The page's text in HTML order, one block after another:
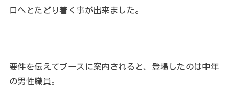
口へとたどり着く事が出来ました。
要件を伝えてブースに案内されると、登場したのは中年
の男性職員。